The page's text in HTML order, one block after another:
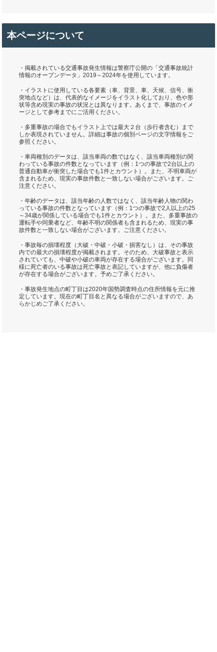
本ページについて
・掲載されている交通事故発生情報は警察庁公開の「交通事故統計
情報のオープンデータ」2019～2024年を使用しています。
・イラストに使用している各要素（車、背景、車、天候、信号、衝
突地点など）は、代表的なイメージをイラスト化しており、色や形
状等含め現実の事故の状況とは異なります。あくまで、事故のイメ
ージとして参考までにご活用ください。
・多重事故の場合でもイラスト上では最大２台（歩行者含む）まで
しか表現されていません。詳細は事故の個別ページの文字情報をご
参照ください。
・車両種別のデータは、該当車両の数ではなく、該当車両種別の関
わっている事故の件数となっています（例：1つの事故で2台以上の
普通自動車が衝突した場合でも1件とカウント）。また、不明車両が
含まれるため、現実の事故件数と一致しない場合がございます。ご
注意ください。
・年齢のデータは、該当年齢の人数ではなく、該当年齢人物の関わ
っている事故の件数となっています（例：1つの事故で2人以上の25
～34歳が関係している場合でも1件とカウント）。また、多重事故の
運転手や同乗者など、年齢不明の関係者も含まれるため、現実の事
故件数と一致しない場合がございます。ご注意ください。
・事故毎の損壊程度（大破・中破・小破・損害なし）は、その事故
内での最大の損壊程度が掲載されます。そのため、大破事故と表示
されていても、中破や小破の車両が存在する場合がございます。同
様に死亡者のいる事故は死亡事故と表記していますが、他に負傷者
が存在する場合がございます。予めご了承ください。
・事故発生地点の町丁目は2020年国勢調査時点の住所情報を元に推
定しています。現在の町丁目名と異なる場合がございますので、あ
らかじめご了承ください。